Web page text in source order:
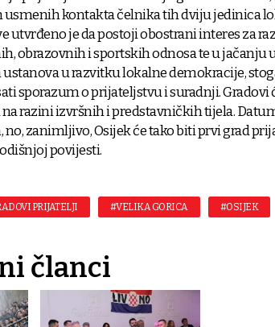
kontakta čelnika tih dviju jedinica
utvrđeno je da postoji obostrani interes za
obrazovnih i sportskih odnosa te u jačanju
u razvitku lokalne demokracije,
sporazum o prijateljstvu i suradnji. Gradovi
razini izvršnih i predstavničkih tijela.
zanimljivo, Osijek će tako biti prvi grad
povijesti.
PRIJATELJI #VELIKA GORICA #OSIJEK
članci